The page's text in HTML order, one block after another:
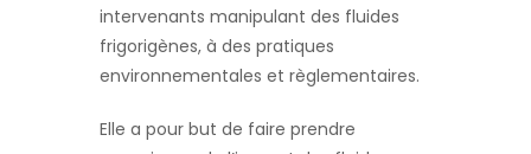
intervenants manipulant des fluides
frigorigènes, à des pratiques
environnementales et règlementaires.
Elle a pour but de faire prendre